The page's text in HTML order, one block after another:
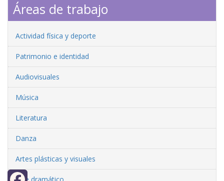
Áreas de trabajo
Actividad física y deporte
Patrimonio e identidad
Audiovisuales
Música
Literatura
Danza
Artes plásticas y visuales